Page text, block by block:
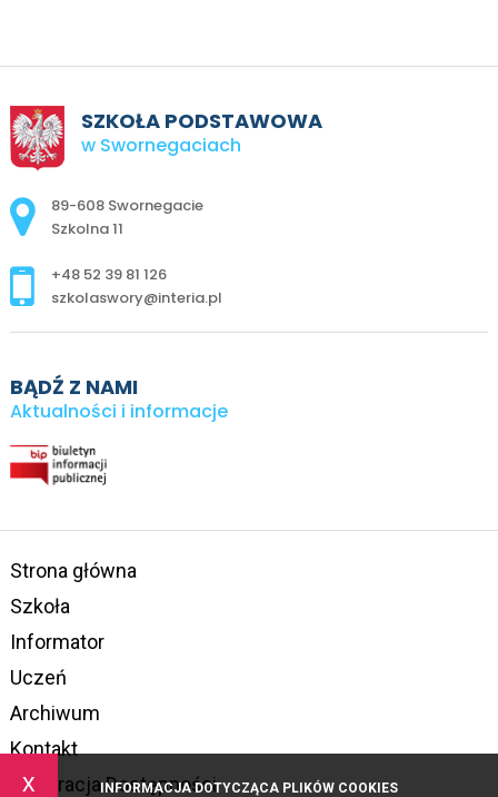
x INFORMACJA DOTYCZĄCA PLIKÓW COOKIES
SZKOŁA PODSTAWOWA
w Swornegaciach
Adres pocztowy:
89-608 Swornegacie
Szkolna 11
+48 52 39 81 126
szkolaswory@interia.pl
BĄDŹ Z NAMI
Aktualności i informacje
Strona główna
Szkoła
Informator
Uczeń
Archiwum
Kontakt
Deklaracja Dostępności